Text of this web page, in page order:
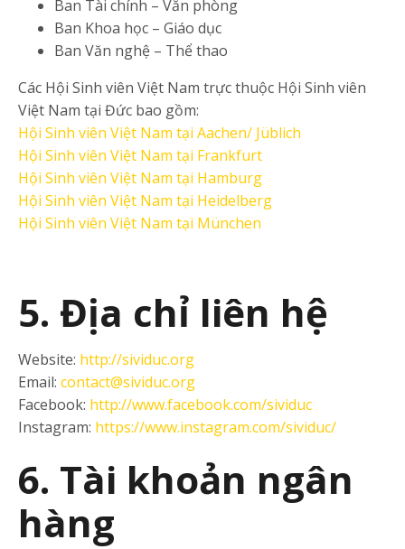
Ban Tài chính – Văn phòng
Ban Khoa học – Giáo dục
Ban Văn nghệ – Thể thao
Các Hội Sinh viên Việt Nam trực thuộc Hội Sinh viên
Việt Nam tại Đức bao gồm:
Hội Sinh viên Việt Nam tại Aachen/ Jüblich
Hội Sinh viên Việt Nam tại Frankfurt
Hội Sinh viên Việt Nam tại Hamburg
Hội Sinh viên Việt Nam tại Heidelberg
Hội Sinh viên Việt Nam tại München
5. Địa chỉ liên hệ
Website: http://sividuc.org
Email: contact@sividuc.org
Facebook: http://www.facebook.com/sividuc
Instagram: https://www.instagram.com/sividuc/
6. Tài khoản ngân
hàng